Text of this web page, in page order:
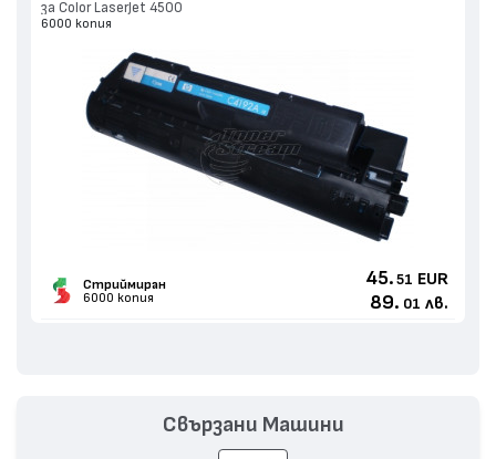
за Color LaserJet 4500
6000 копия
Стриймиран
6000 копия
45. 51 EUR
89. 01 лв.
Свързани Машини